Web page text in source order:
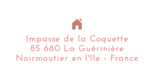
Impasse de la Coquette
85 680 La Guérinière
Noirmoutier en l'île - France​​